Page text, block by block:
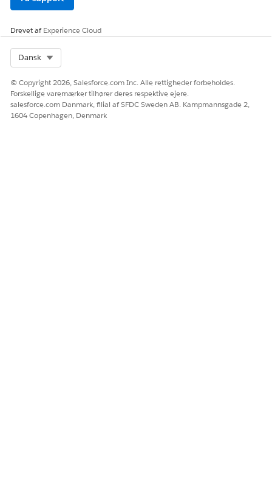
Drevet afExperience Cloud
Dansk
© Copyright 2026, Salesforce.com Inc. Alle rettigheder forbeholdes.
Forskellige varemærker tilhører deres respektive ejere.
salesforce.com Danmark, filial af SFDC Sweden AB. Kampmannsgade 2,
1604 Copenhagen, Denmark